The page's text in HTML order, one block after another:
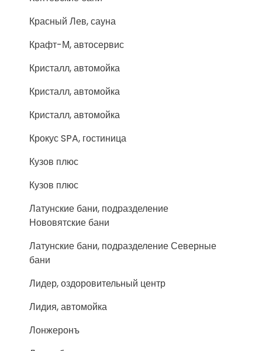
Красный Лев, сауна
Крафт-М, автосервис
Кристалл, автомойка
Кристалл, автомойка
Кристалл, автомойка
Крокус SPA, гостиница
Кузов плюс
Кузов плюс
Латунские бани, подразделение
Нововятские бани
Латунские бани, подразделение Северные
бани
Лидер, оздоровительный центр
Лидия, автомойка
Лонжеронъ